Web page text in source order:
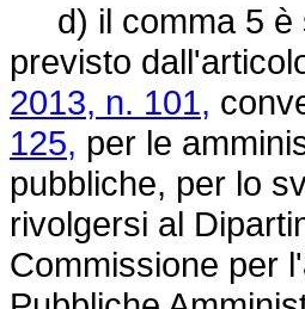
d) il comma 5 è
previsto
2013, n. 101,
125, per le
pubbliche, per lo
rivolgersi al
Commissione per